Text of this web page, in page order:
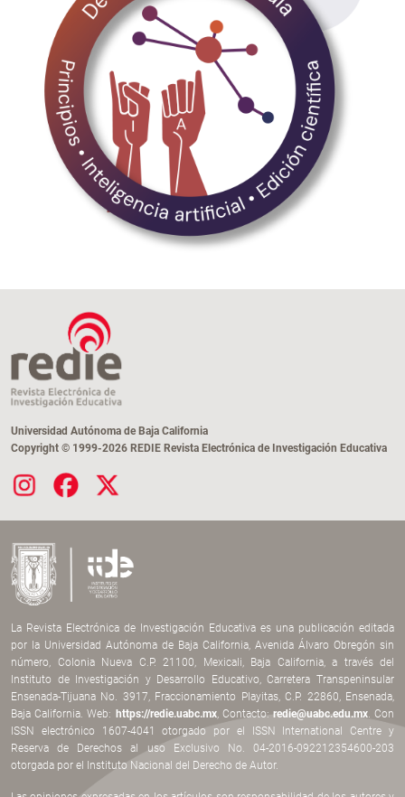
Universidad Autónoma de Baja California
Copyright © 1999-2026 REDIE Revista Electrónica de Investigación Educativa
La Revista Electrónica de Investigación Educativa es una publicación editada
por la Universidad Autónoma de Baja California, Avenida Álvaro Obregón sin
número, Colonia Nueva C.P. 21100, Mexicali, Baja California, a través del
Instituto de Investigación y Desarrollo Educativo, Carretera Transpeninsular
Ensenada-Tijuana No. 3917, Fraccionamiento Playitas, C.P. 22860, Ensenada,
Baja California. Web: https://redie.uabc.mx, Contacto: redie@uabc.edu.mx. Con
ISSN electrónico 1607-4041 otorgado por el ISSN International Centre y
Reserva de Derechos al uso Exclusivo No. 04-2016-092212354600-203
otorgada por el Instituto Nacional del Derecho de Autor.